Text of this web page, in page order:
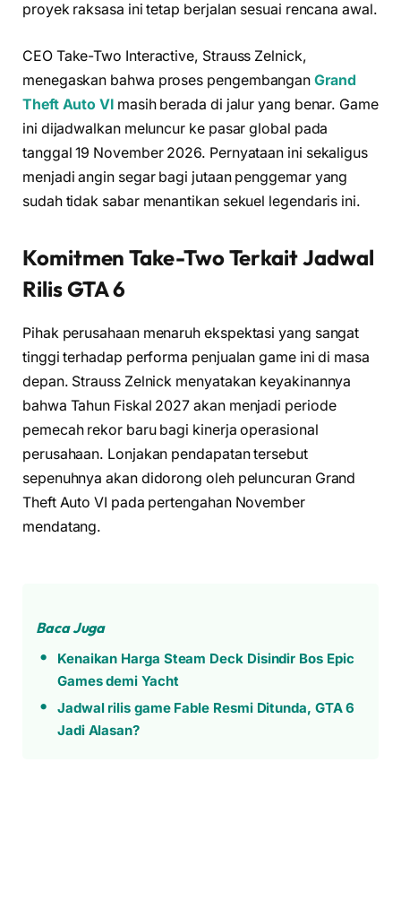
proyek raksasa ini tetap berjalan sesuai rencana awal.
CEO Take-Two Interactive, Strauss Zelnick,
menegaskan bahwa proses pengembanganGrand
Theft Auto VImasih berada di jalur yang benar. Game
ini dijadwalkan meluncur ke pasar global pada
tanggal 19 November 2026. Pernyataan ini sekaligus
menjadi angin segar bagi jutaan penggemar yang
sudah tidak sabar menantikan sekuel legendaris ini.
Komitmen Take-Two TerkaitJadwal
Rilis GTA 6
Pihak perusahaan menaruh ekspektasi yang sangat
tinggi terhadap performa penjualan game ini di masa
depan. Strauss Zelnick menyatakan keyakinannya
bahwa Tahun Fiskal 2027 akan menjadi periode
pemecah rekor baru bagi kinerja operasional
perusahaan. Lonjakan pendapatan tersebut
sepenuhnya akan didorong oleh peluncuran Grand
Theft Auto VI pada pertengahan November
mendatang.
Baca Juga
Kenaikan Harga Steam Deck Disindir Bos Epic
Games demi Yacht
Jadwal rilis game Fable Resmi Ditunda, GTA 6
Jadi Alasan?